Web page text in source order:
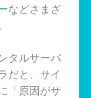
などさまざ
タルサーバ
だと、サイ
「原因がサ